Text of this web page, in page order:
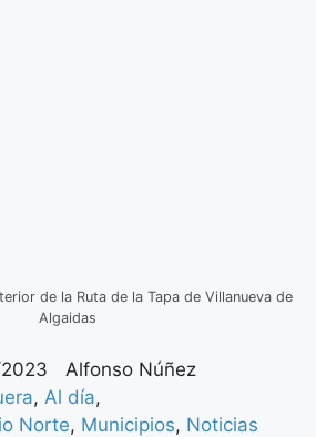
de la Ruta de la Tapa de Villanueva de
Algaidas
Alfonso Núñez
, Al día,
Norte, Municipios, Noticias